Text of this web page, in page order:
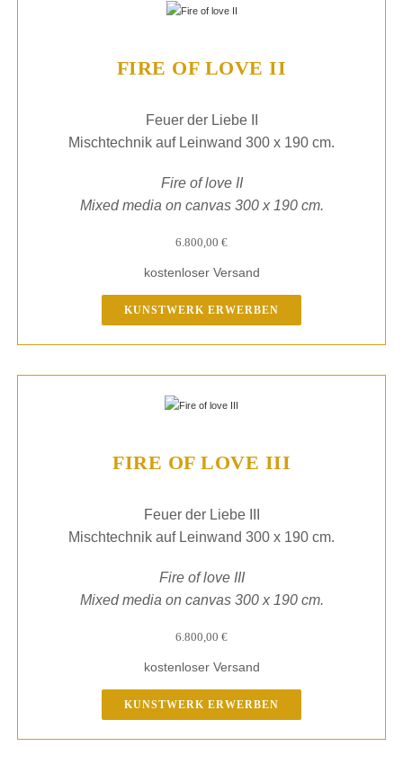
FIRE OF LOVE II
Feuer der Liebe II
Mischtechnik auf Leinwand 300 x 190 cm.
Fire of love II
Mixed media on canvas 300 x 190 cm.
6.800,00 €
kostenloser Versand
KUNSTWERK ERWERBEN
FIRE OF LOVE III
Feuer der Liebe III
Mischtechnik auf Leinwand 300 x 190 cm.
Fire of love III
Mixed media on canvas 300 x 190 cm.
6.800,00 €
kostenloser Versand
KUNSTWERK ERWERBEN